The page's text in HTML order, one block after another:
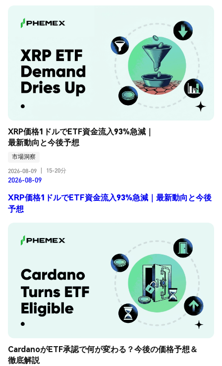
XRP価格1ドルでETF資金流入93%急減｜
最新動向と今後予想
市場洞察
2026-08-09
15-20分
2026-08-09
XRP価格1ドルでETF資金流入93%急減｜最新動向と今後
予想
CardanoがETF承認で何が変わる？今後の価格予想＆
徹底解説